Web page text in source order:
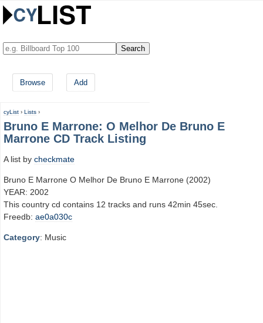
Browse Add
cyList › Lists ›
Bruno E Marrone: O Melhor De Bruno E
Marrone CD Track Listing
A list by checkmate
Bruno E Marrone O Melhor De Bruno E Marrone (2002)
YEAR: 2002
This country cd contains 12 tracks and runs 42min 45sec.
Freedb: ae0a030c
Category: Music